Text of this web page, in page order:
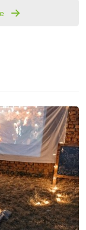
čarodejník,